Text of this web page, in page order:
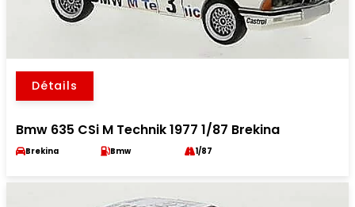
Détails
Bmw 635 CSi M Technik 1977 1/87 Brekina
Brekina Bmw 1/87